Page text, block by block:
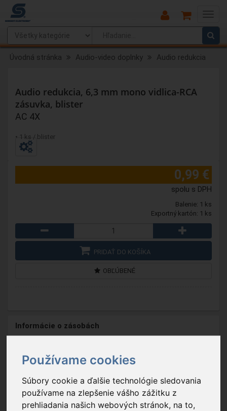
Používame cookies
Súbory cookie a ďalšie technológie sledovania
používame na zlepšenie vášho zážitku z
prehliadania našich webových stránok, na to,
Main
Menu
Úvodná stránka Audio-video doplnky Audio redukcia
Audio redukcia, 6,3 mm mono vidlica-RCA
zásuvka, blister
AC 4X
• 1 ks / blister
0,99 €
spolu s DPH
Balenie: 1 ks
Exportný kartón: 1 ks
PRIDAŤ DO KOŠÍKA
OBĽÚBENÉ
Informácie o zásobách